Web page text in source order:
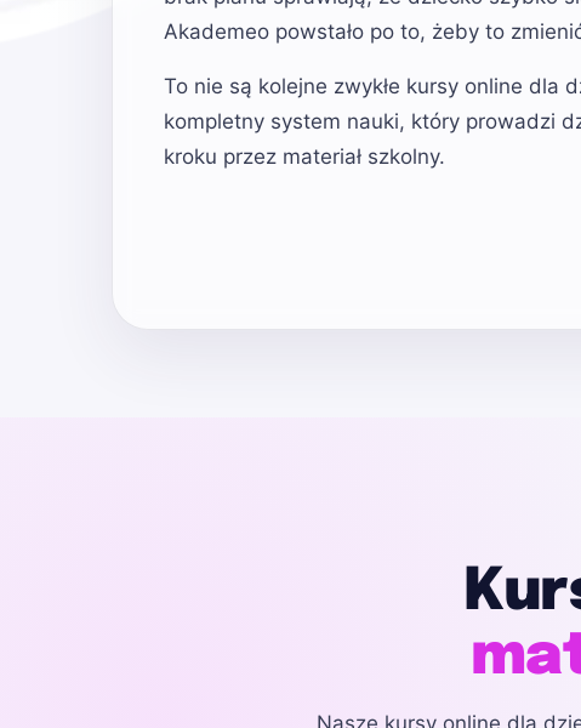
Akademeo powstało po to, żeby to
To nie są kolejne zwykłe kursy online dla
kompletny system nauki, który prowadzi
kroku przez materiał szkolny.
Nasze kursy online dla